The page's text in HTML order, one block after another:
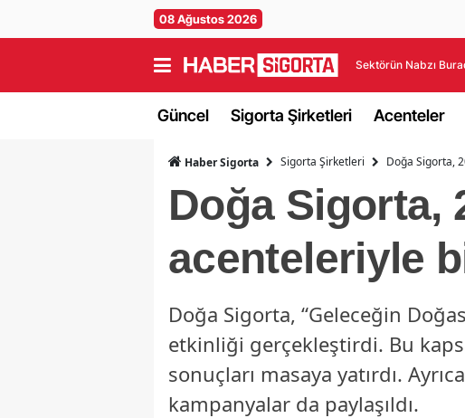
08 Ağustos 2026
Sektörün Nabzı
Güncel Sigorta Şirketleri Acenteler
Haber Sigorta Sigorta Şirketleri Doğa Sigorta,
Doğa Sigorta,
acenteleriyle
Doğa Sigorta, “Geleceğin
etkinliği gerçekleştirdi. Bu
sonuçları masaya yatırdı.
kampanyalar da paylaşıldı.